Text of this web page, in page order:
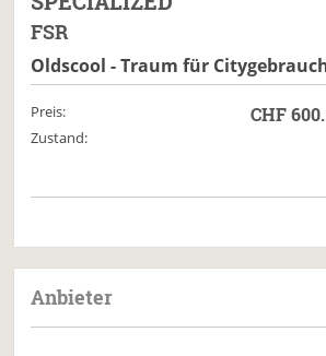
FSR
Oldscool - Traum für
Preis: CHF
Zustand:
Anbieter